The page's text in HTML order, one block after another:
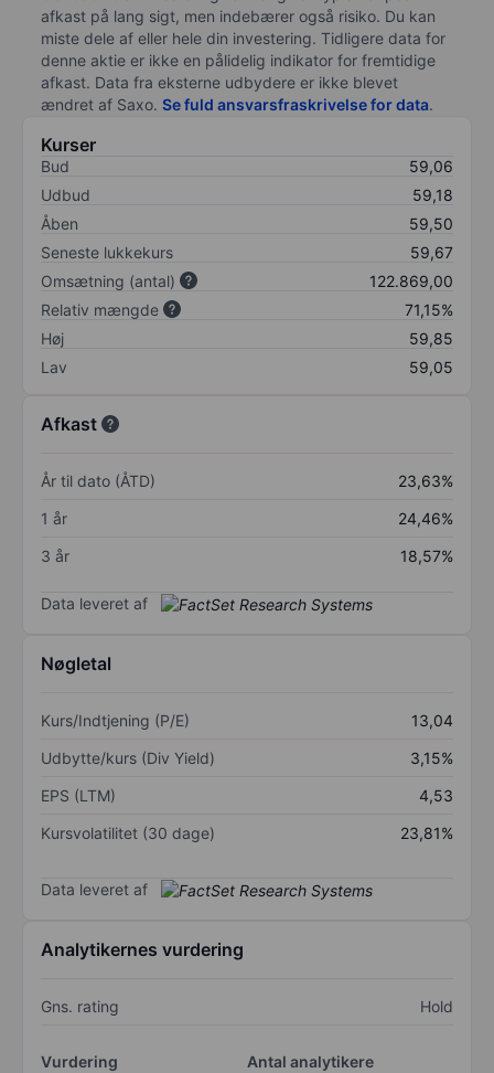
afkast på lang sigt, men indebærer også risiko. Du kan
miste dele af eller hele din investering. Tidligere data for
denne aktie er ikke en pålidelig indikator for fremtidige
afkast. Data fra eksterne udbydere er ikke blevet
ændret af Saxo. Se fuld ansvarsfraskrivelse for data.
Kurser
Bud
59,06
Udbud
59,18
Åben
59,50
Seneste lukkekurs
59,67
Omsætning (antal)
122.869,00
Relativ mængde
71,15%
Høj
59,85
Lav
59,05
Afkast
År til dato (ÅTD)
23,63%
1 år
24,46%
3 år
18,57%
Data leveret af
Nøgletal
Kurs/Indtjening (P/E)
13,04
Udbytte/kurs (Div Yield)
3,15%
EPS (LTM)
4,53
Kursvolatilitet (30 dage)
23,81%
Data leveret af
Analytikernes vurdering
Gns. rating Hold
Vurdering
Antal analytikere